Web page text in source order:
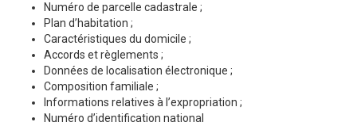
Numéro de parcelle cadastrale ;
Plan d’habitation ;
Caractéristiques du domicile ;
Accords et règlements ;
Données de localisation électronique ;
Composition familiale ;
Informations relatives à l’expropriation ;
Numéro d’identification national